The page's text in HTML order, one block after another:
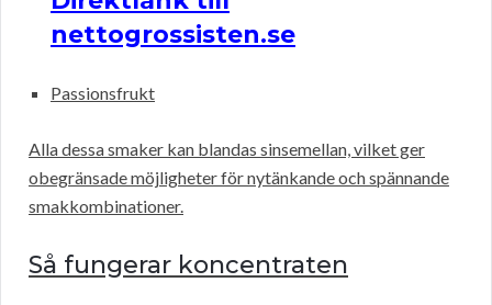
nettogrossisten.se
Passionsfrukt
Alla dessa smaker kan blandas sinsemellan, vilket ger
obegränsade möjligheter för nytänkande och spännande
smakkombinationer.
Så fungerar koncentraten